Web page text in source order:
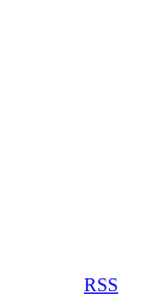
RSS